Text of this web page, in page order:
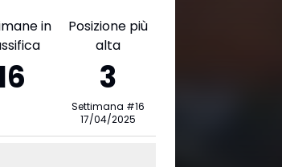
in
Posizione più
alta
3
Settimana #16
17/04/2025